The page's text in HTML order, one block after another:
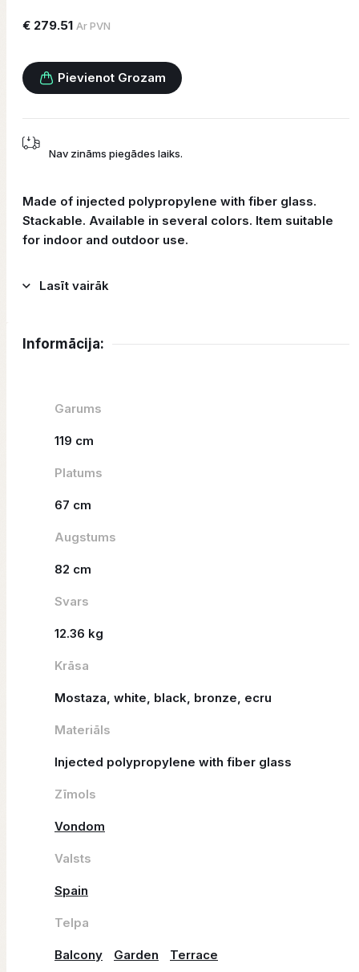
€ 279.51 Ar PVN
Pievienot Grozam
Nav zināms piegādes laiks.
Made of injected polypropylene with fiber glass.
Stackable. Available in several colors. Item suitable
for indoor and outdoor use.
Lasīt vairāk
Informācija:
Garums
119 cm
Platums
67 cm
Augstums
82 cm
Svars
12.36 kg
Krāsa
Mostaza, white, black, bronze, ecru
Materiāls
Injected polypropylene with fiber glass
Zīmols
Vondom
Valsts
Spain
Telpa
Balcony Garden Terrace